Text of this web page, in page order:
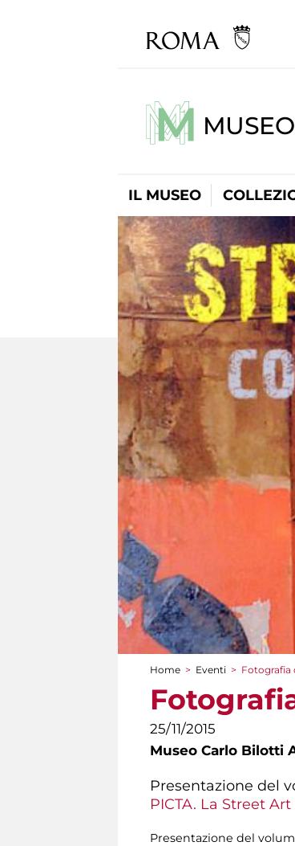
IL MUSEO
Tu sei qui
Home > Eventi > Fotografia
25/11/2015
Museo Carlo Bilotti
Presentazione del
PICTA. La Street
Presentazione del